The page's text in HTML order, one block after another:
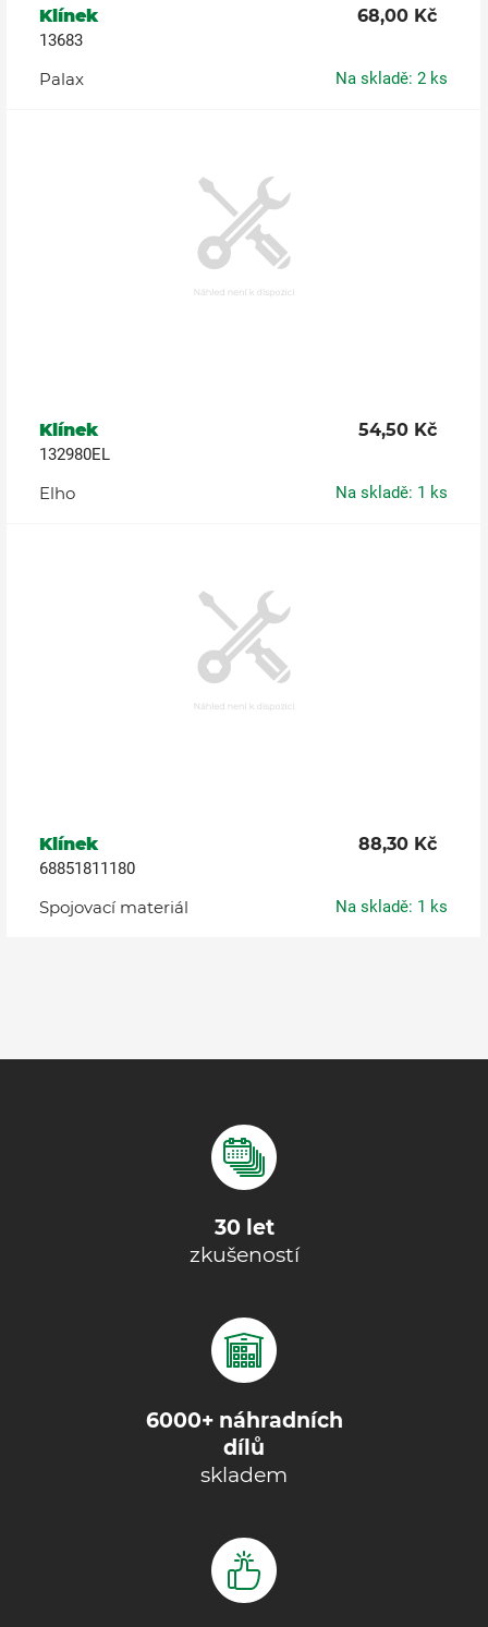
Klínek 68,00 Kč
13683
Palax Na skladě: 2 ks
Klínek 54,50 Kč
132980EL
Elho Na skladě: 1 ks
Klínek 88,30 Kč
68851811180
Spojovací materiál Na skladě: 1 ks
30 let
zkušeností
6000+ náhradních
dílů
skladem